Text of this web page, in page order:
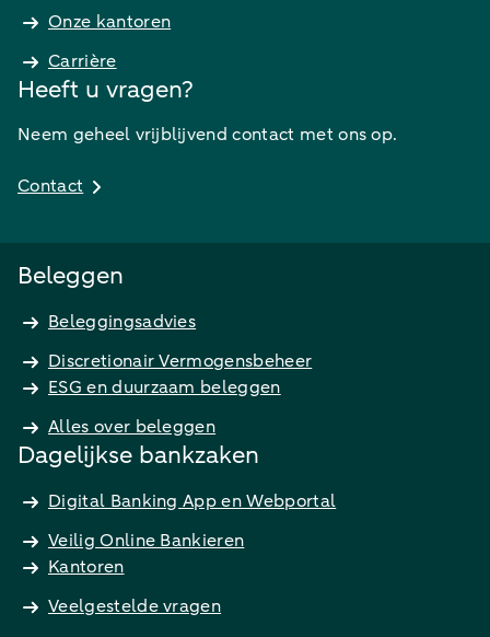
Onze kantoren
Carrière
Heeft u vragen?
Neem geheel vrijblijvend contact met ons op.
Contact
Beleggen
Beleggingsadvies
Discretionair Vermogensbeheer
ESG en duurzaam beleggen
Alles over beleggen
Dagelijkse bankzaken
Digital Banking App en Webportal
Veilig Online Bankieren
Kantoren
Veelgestelde vragen